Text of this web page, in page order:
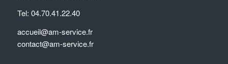
Tel: 04.70.41.22.40
accueil@am-service.fr
contact@am-service.fr